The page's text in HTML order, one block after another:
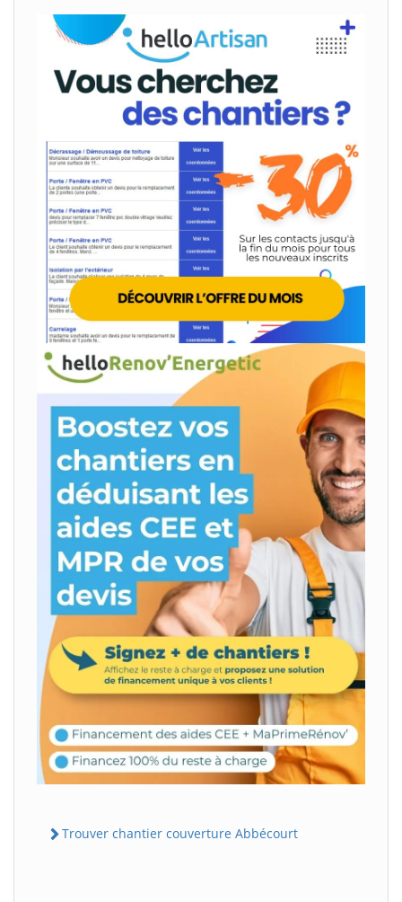
Trouver chantier couverture Abbécourt